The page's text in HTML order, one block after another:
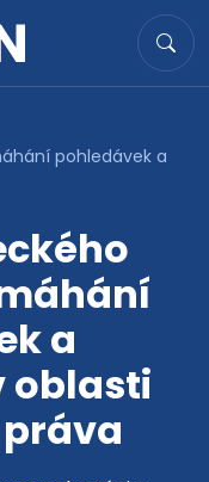
pohledávek a
a
oblasti